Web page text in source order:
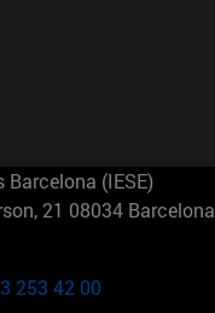
Barcelona (IESE)
21 08034 Barcelona
253 42 00